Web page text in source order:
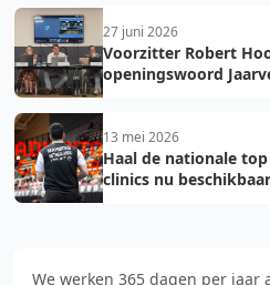
27 juni 2026
Voorzitter Robert
openingswoord
13 mei 2026
Haal de nationale
clinics nu beschikbaar
We werken 365 dagen per jaar